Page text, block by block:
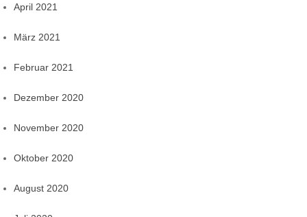
April 2021
März 2021
Februar 2021
Dezember 2020
November 2020
Oktober 2020
August 2020